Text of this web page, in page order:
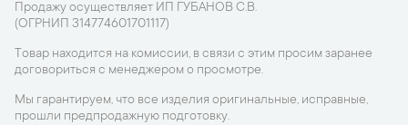
Продажу осуществляет ИП ГУБАНОВ С.В.
(ОГРНИП 314774601701117)
Товар находится на комиссии, в связи с этим просим заранее
договориться с менеджером о просмотре.
Мы гарантируем, что все изделия оригинальные, исправные,
прошли предпродажную подготовку.